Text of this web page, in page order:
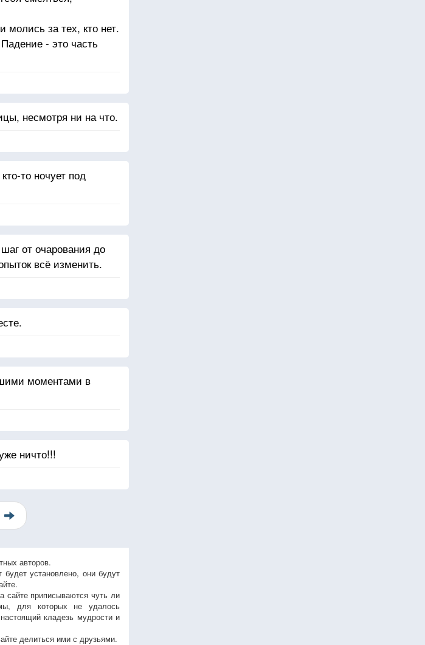
за тех, кто нет.
- это часть
несмотря ни на что.
то ночует под
от очарования до
всё изменить.
моментами в
ничто!!!
авторов.
будет установлено, они будут
сайте приписываются чуть ли
для которых не удалось
кладезь мудрости и
делиться ими с друзьями.